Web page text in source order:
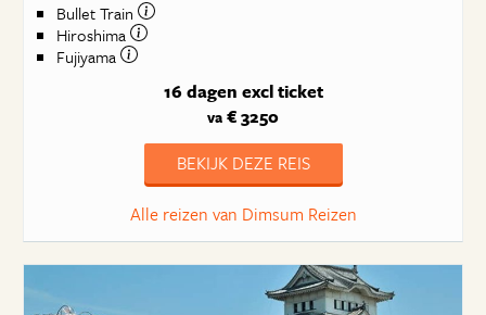
Bullet Train
Hiroshima
Fujiyama
16 dagen excl ticket
va € 3250
BEKIJK DEZE REIS
Alle reizen van Dimsum Reizen